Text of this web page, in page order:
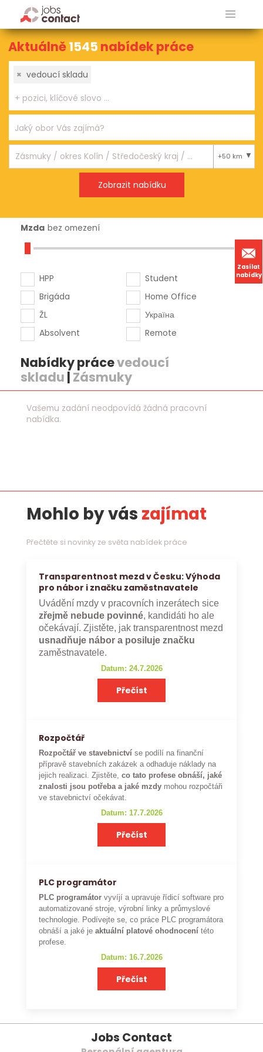
Zasílat
nabídky
Aktuálně1545 nabídek práce
× vedoucí skladu
+50 km
Mzda bez omezení
HPP
Brigáda
ŽL
Absolvent
Student
Home Office
Україна
Remote
Nabídky prácevedoucí
skladu | Zásmuky
Vašemu zadání neodpovídá žádná pracovní
nabídka.
Mohlo by vás zajímat
Přečtěte si novinky ze světa nabídek práce
Transparentnost mezd v Česku: Výhoda
pro nábor i značku zaměstnavatele
Uvádění mzdy v pracovních inzerátech sice
zřejmě nebude povinné, kandidáti ho ale
očekávají. Zjistěte, jak transparentnost mezd
usnadňuje nábor a posiluje značku
zaměstnavatele.
Datum: 24.7.2026
Přečíst
Rozpočtář
Rozpočtář ve stavebnictví se podílí na finanční
přípravě stavebních zakázek a odhaduje náklady na
jejich realizaci. Zjistěte,co tato profese obnáší, jaké
znalosti jsou potřeba a jaké mzdy mohou rozpočtáři
ve stavebnictví očekávat.
Datum: 17.7.2026
Přečíst
PLC programátor
PLC programátor vyvíjí a upravuje řídicí software pro
automatizované stroje, výrobní linky a průmyslové
technologie. Podívejte se, co práce PLC programátora
obnáší a jaké je aktuální platové ohodnocení této
profese.
Datum: 16.7.2026
Přečíst
Jobs Contact